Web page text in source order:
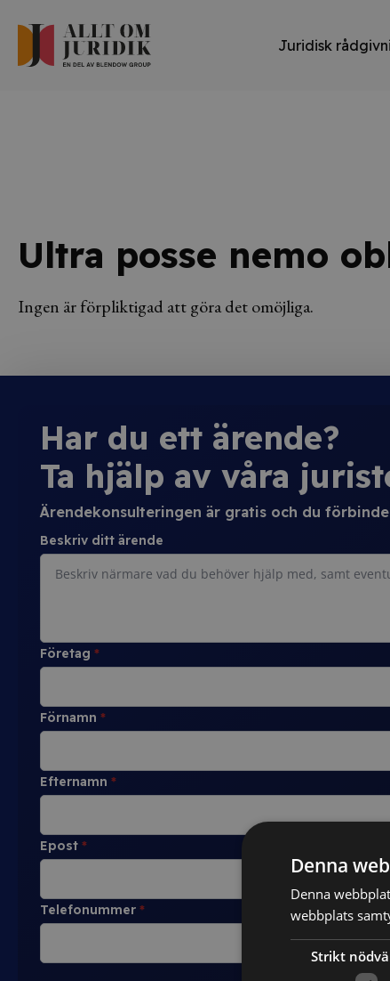
Juridisk
Ultra posse nemo
Ingen är förpliktigad att göra det omöjliga.
Har du ett ärende?
Ta hjälp av våra
Ärendekonsulteringen är gratis och du
Beskriv ditt ärende
Företag *
Förnamn *
Efternamn *
Epost *
Telefonummer *
Denna
Denna
webbplats
Strikt